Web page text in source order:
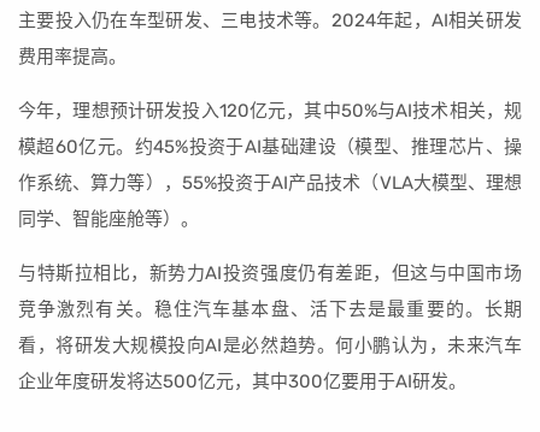
主要投入仍在车型研发、三电技术等。2024年起，AI相关研发
费用率提高。
今年，理想预计研发投入120亿元，其中50%与AI技术相关，规
模超60亿元。约45%投资于AI基础建设（模型、推理芯片、操
作系统、算力等），55%投资于AI产品技术（VLA大模型、理想
同学、智能座舱等）。
与特斯拉相比，新势力AI投资强度仍有差距，但这与中国市场
竞争激烈有关。稳住汽车基本盘、活下去是最重要的。长期
看，将研发大规模投向AI是必然趋势。何小鹏认为，未来汽车
企业年度研发将达500亿元，其中300亿要用于AI研发。